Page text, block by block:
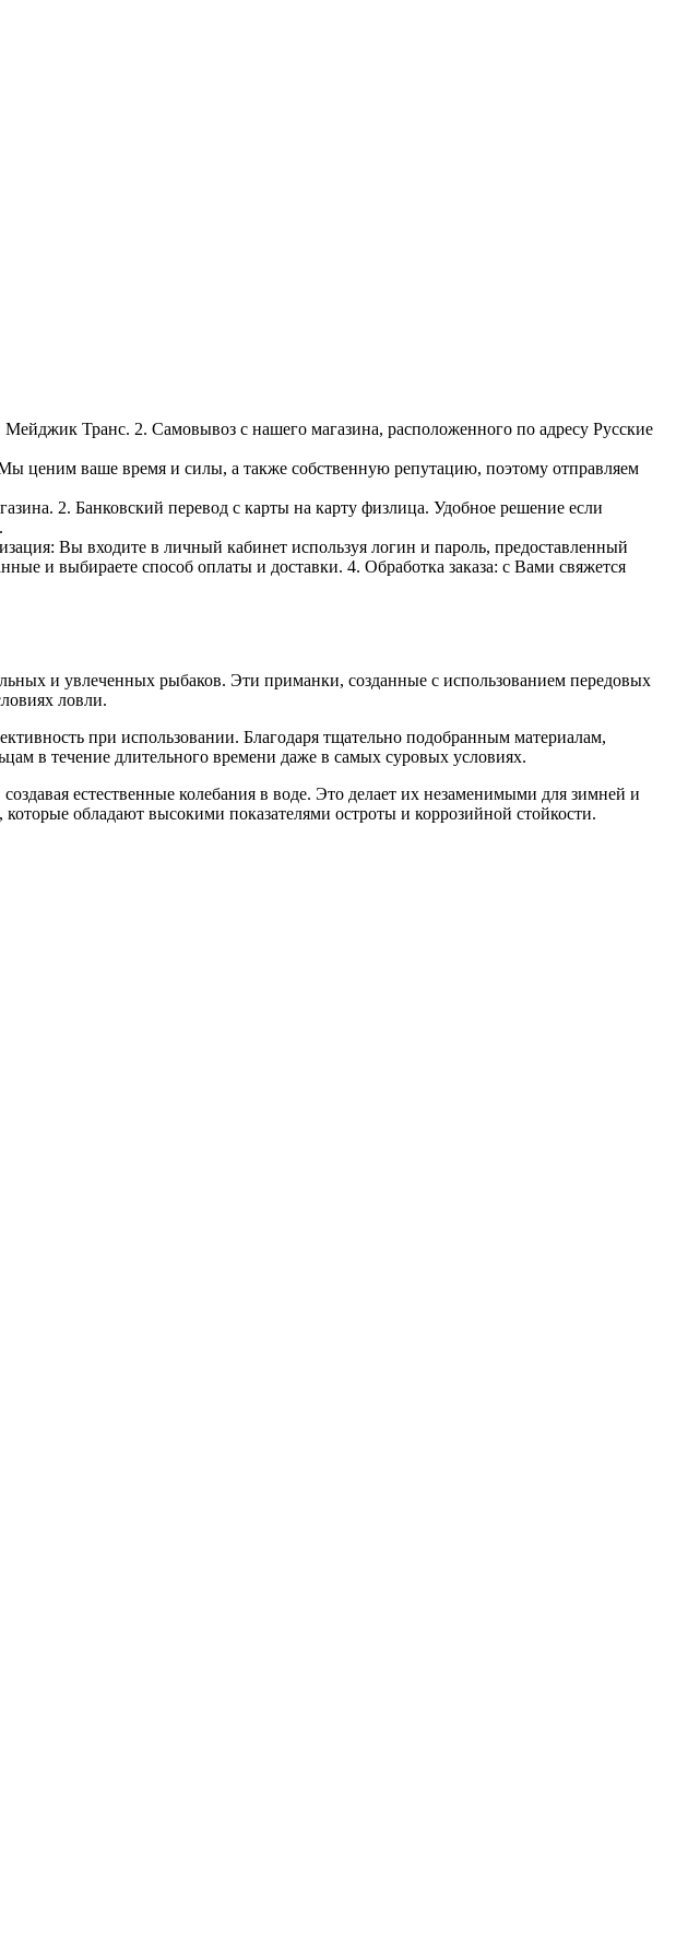
Транс. 2. Самовывоз с нашего магазина, расположенного по адресу Русские
ценим ваше время и силы, а также собственную репутацию, поэтому отправляем
2. Банковский перевод с карты на карту физлица. Удобное решение если
Вы входите в личный кабинет используя логин и пароль, предоставленный
и выбираете способ оплаты и доставки. 4. Обработка заказа: с Вами свяжется
и увлеченных рыбаков. Эти приманки, созданные с использованием передовых
ловли.
при использовании. Благодаря тщательно подобранным материалам,
в течение длительного времени даже в самых суровых условиях.
естественные колебания в воде. Это делает их незаменимыми для зимней и
обладают высокими показателями остроты и коррозийной стойкости.